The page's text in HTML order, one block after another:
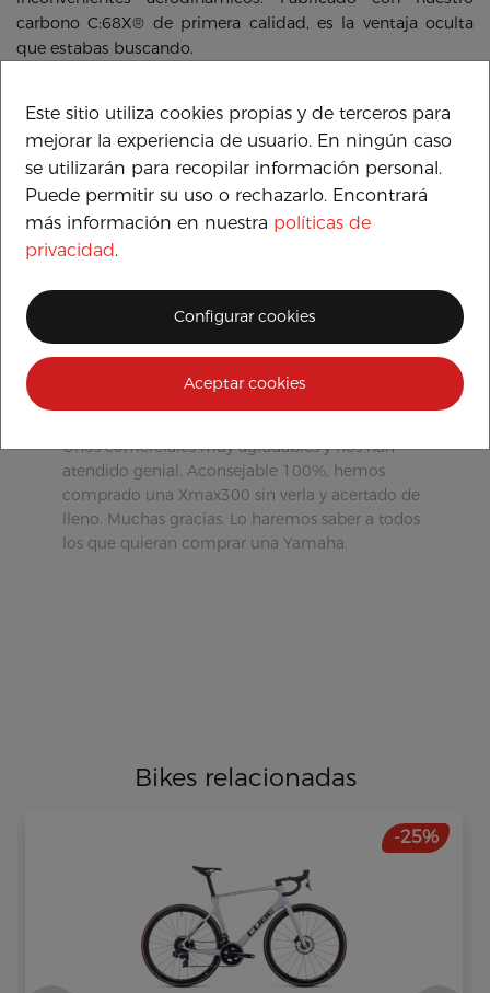
carbono C:68X® de primera calidad, es la ventaja oculta
que estabas buscando.
¿Qué opinan nuestros clientes?
Excelente
Unos comerciales muy agradables y nos han
atendido genial. Aconsejable 100%, hemos
comprado una Xmax300 sin verla y acertado de
lleno. Muchas gracias. Lo haremos saber a todos
los que quieran comprar una Yamaha.
Bikes relacionadas
-25%
Este sitio utiliza cookies propias y de terceros para
mejorar la experiencia de usuario. En ningún caso
se utilizarán para recopilar información personal.
Puede permitir su uso o rechazarlo. Encontrará
más información en nuestra políticas de
privacidad.
Configurar cookies
Aceptar cookies